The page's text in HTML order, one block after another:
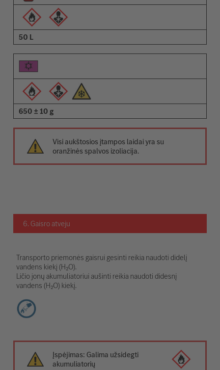
50 L
650 ± 10 g
Visi aukštosios įtampos laidai yra su
oranžinės spalvos izoliacija.
6. Gaisro atveju
Transporto priemonės gaisrui gesinti reikia naudoti didelį
vandens kiekį (H₂O).
Ličio jonų akumuliatoriui aušinti reikia naudoti didesnį
vandens (H₂O) kiekį.
Įspėjimas: Galima užsidegti
akumuliatorių